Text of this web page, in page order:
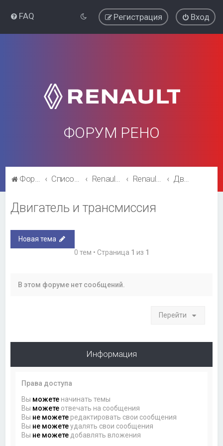
FAQ Вход
Регистрация
ФОРУМ РЕНО
Форум Рено Список форумов Renault Kaptur Renault Kaptur Двигатель и трансмиссия
Двигатель и трансмиссия
Новая тема
0 тем • Страница 1 из 1
В этом форуме нет сообщений.
Перейти
Информация
Права доступа
Вы можете начинать темы
Вы можете отвечать на сообщения
Вы не можете редактировать свои сообщения
Вы не можетеудалять свои сообщения
Вы не можете добавлять вложения